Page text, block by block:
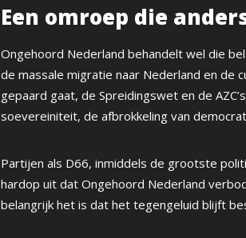
Een omroep die
Ongehoord Nederland behandelt wel die
de massale migratie naar Nederland en de
gepaard gaat, de Spreidingswet en de
soevereiniteit, de afbrokkeling van
Partijen als D66, inmiddels de grootste
hardop uit dat Ongehoord Nederland
belangrijk het is dat het tegengeluid blijft